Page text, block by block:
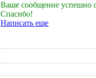
Ваше сообщение успешно
Спасибо!
Написать еще